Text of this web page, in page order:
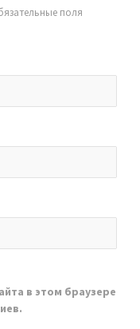
поля
в этом браузере